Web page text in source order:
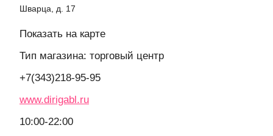
Шварца, д. 17
Показать на карте
Тип магазина: торговый центр
+7(343)218-95-95
www.dirigabl.ru
10:00-22:00